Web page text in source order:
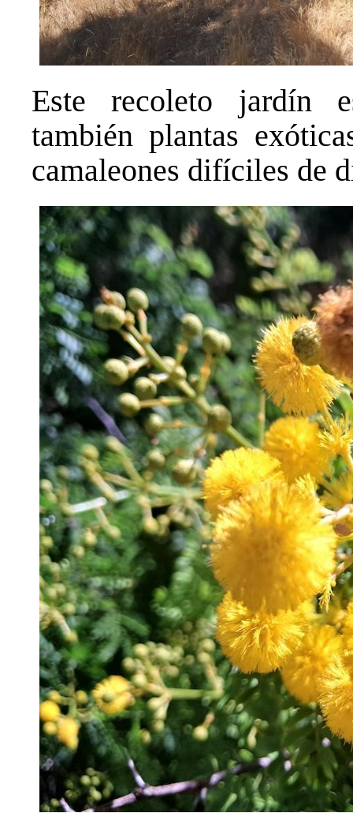
Este recoleto jardín
también plantas
camaleones difíciles de